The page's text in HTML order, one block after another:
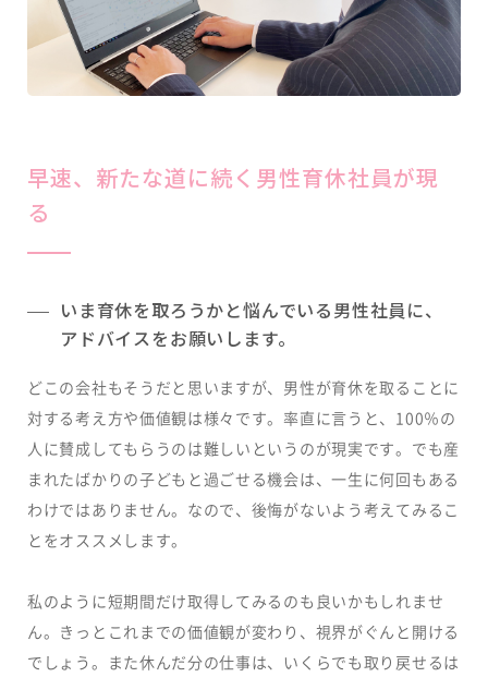
早速、新たな道に続く男性育休社員が現
る
いま育休を取ろうかと悩んでいる男性社員に、
アドバイスをお願いします。
どこの会社もそうだと思いますが、男性が育休を取ることに
対する考え方や価値観は様々です。率直に言うと、100％の
人に賛成してもらうのは難しいというのが現実です。でも産
まれたばかりの子どもと過ごせる機会は、一生に何回もある
わけではありません。なので、後悔がないよう考えてみるこ
とをオススメします。
私のように短期間だけ取得してみるのも良いかもしれませ
ん。きっとこれまでの価値観が変わり、視界がぐんと開ける
でしょう。また休んだ分の仕事は、いくらでも取り戻せるは